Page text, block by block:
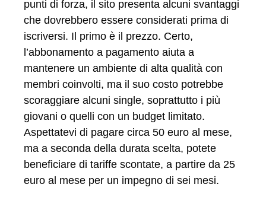
punti di forza, il sito presenta alcuni svantaggi
che dovrebbero essere considerati prima di
iscriversi. Il primo è il prezzo. Certo,
l’abbonamento a pagamento aiuta a
mantenere un ambiente di alta qualità con
membri coinvolti, ma il suo costo potrebbe
scoraggiare alcuni single, soprattutto i più
giovani o quelli con un budget limitato.
Aspettatevi di pagare circa 50 euro al mese,
ma a seconda della durata scelta, potete
beneficiare di tariffe scontate, a partire da 25
euro al mese per un impegno di sei mesi.